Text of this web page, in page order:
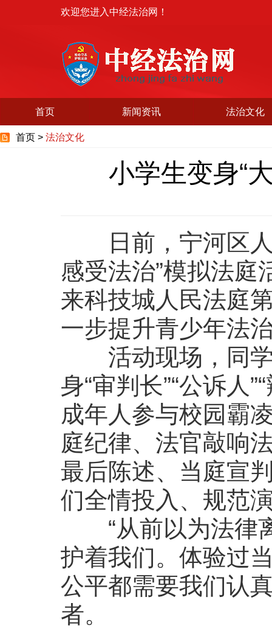
欢迎您进入中经法治网！
首页 新闻资讯 法治文化
首页 > 法治文化
小学生变身“
日前，宁河区人
感受法治”模拟法庭
来科技城人民法庭
一步提升青少年法
活动现场，同学
身“审判长”“公诉人
成年人参与校园霸
庭纪律、法官敲响
最后陈述、当庭宣
们全情投入、规范
“从前以为法律离
护着我们。体验过
公平都需要我们认
者。